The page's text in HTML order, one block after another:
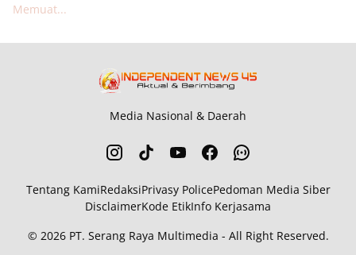
Memuat...
Media Nasional & Daerah
Tentang KamiRedaksiPrivasy PolicePedoman Media Siber
DisclaimerKode EtikInfo Kerjasama
© 2026 PT. Serang Raya Multimedia - All Right Reserved.